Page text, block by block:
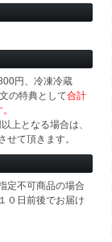
円、冷凍冷蔵
の特典として合計
上となる場合は、
て頂きます。
定不可商品の場合
０日前後でお届け